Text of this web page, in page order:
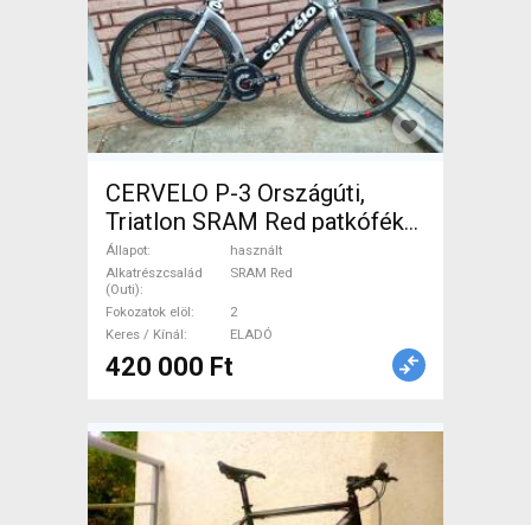
CERVELO P-3 Országúti,
Triatlon SRAM Red patkófék
használt ELADÓ
Állapot
használt
Alkatrészcsalád
(Outi)
SRAM Red
Fokozatok elöl
2
Keres / Kínál
ELADÓ
420 000 Ft